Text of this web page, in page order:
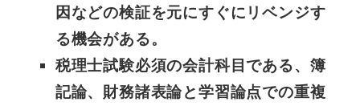
因などの検証を元にすぐにリベンジす
る機会がある。
税理士試験必須の会計科目である、簿
記論、財務諸表論と学習論点での重複